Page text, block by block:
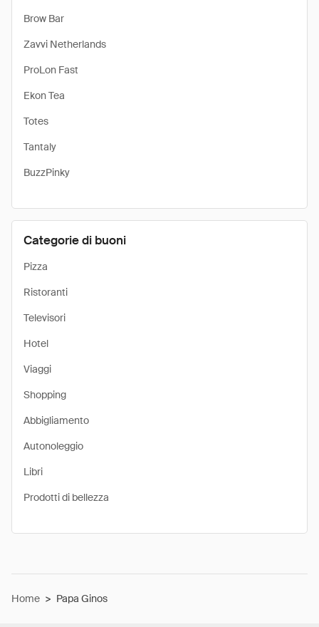
Brow Bar
Zavvi Netherlands
ProLon Fast
Ekon Tea
Totes
Tantaly
BuzzPinky
Categorie di buoni
Pizza
Ristoranti
Televisori
Hotel
Viaggi
Shopping
Abbigliamento
Autonoleggio
Libri
Prodotti di bellezza
Home > Papa Ginos